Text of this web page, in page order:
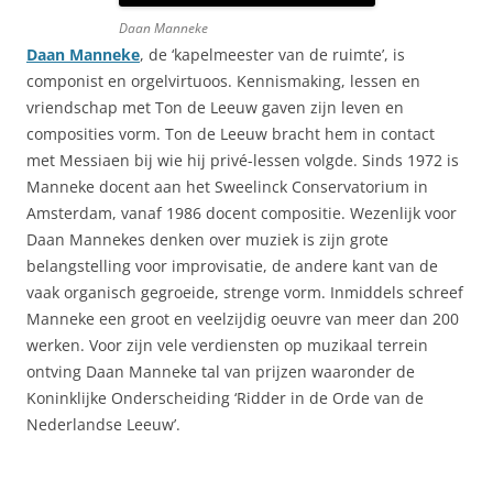
Daan Manneke
Daan Manneke, de ‘kapelmeester van de ruimte’, is
componist en orgelvirtuoos. Kennismaking, lessen en
vriendschap met Ton de Leeuw gaven zijn leven en
composities vorm. Ton de Leeuw bracht hem in contact
met Messiaen bij wie hij privé-lessen volgde. Sinds 1972 is
Manneke docent aan het Sweelinck Conservatorium in
Amsterdam, vanaf 1986 docent compositie. Wezenlijk voor
Daan Mannekes denken over muziek is zijn grote
belangstelling voor improvisatie, de andere kant van de
vaak organisch gegroeide, strenge vorm. Inmiddels schreef
Manneke een groot en veelzijdig oeuvre van meer dan 200
werken. Voor zijn vele verdiensten op muzikaal terrein
ontving Daan Manneke tal van prijzen waaronder de
Koninklijke Onderscheiding ‘Ridder in de Orde van de
Nederlandse Leeuw’.